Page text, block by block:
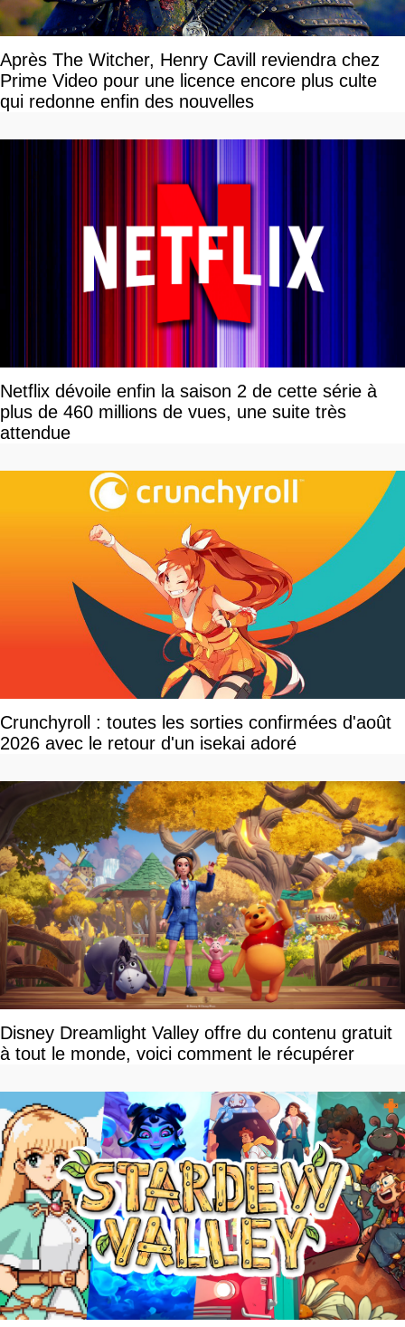
Après The Witcher, Henry Cavill reviendra chez
Prime Video pour une licence encore plus culte
qui redonne enfin des nouvelles
Netflix dévoile enfin la saison 2 de cette série à
plus de 460 millions de vues, une suite très
attendue
Crunchyroll : toutes les sorties confirmées d'août
2026 avec le retour d'un isekai adoré
Disney Dreamlight Valley offre du contenu gratuit
à tout le monde, voici comment le récupérer